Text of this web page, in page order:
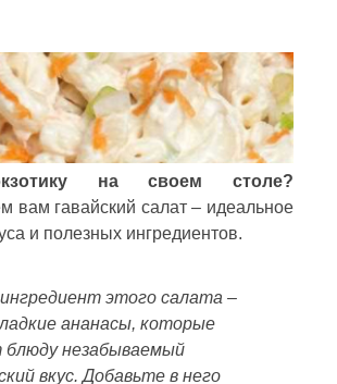
на своем столе?
вам гавайский салат – идеальное
и полезных ингредиентов.
этого салата –
ананасы, которые
незабываемый
вкус. Добавьте в него